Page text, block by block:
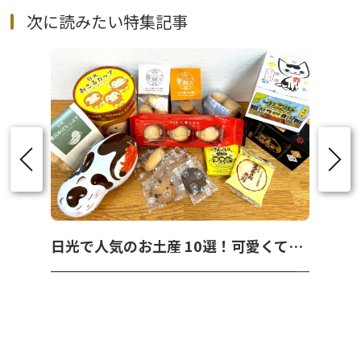
次に読みたい特集記事
日光で人気のお土産 10選！可愛くて美味しいお菓子を紹介！